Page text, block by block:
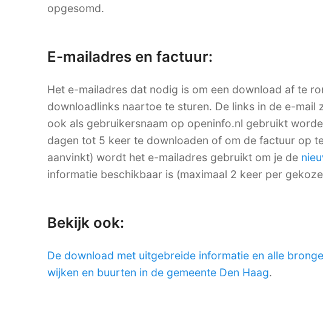
opgesomd.
E-mailadres en factuur:
Het e-mailadres dat nodig is om een download af te
downloadlinks naartoe te sturen. De links in de e-mail
ook als gebruikersnaam op openinfo.nl gebruikt
dagen tot 5 keer te downloaden of om de factuur op
aanvinkt) wordt het e-mailadres gebruikt om je de
informatie beschikbaar is (maximaal 2 keer per
Bekijk ook:
De download met uitgebreide informatie en alle
wijken en buurten in de gemeente Den Haag.